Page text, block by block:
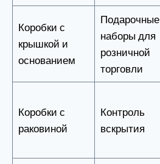
Коробки с
крышкой и
основанием
Подарочные
наборы для
розничной
торговли
Коробки с
раковиной
Контроль
вскрытия